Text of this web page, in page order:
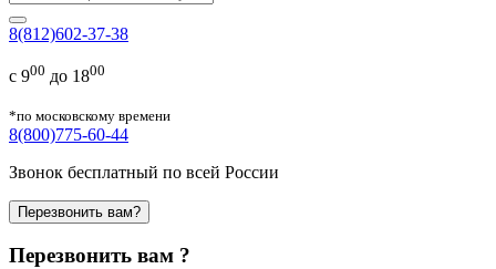
8(812)602-37-38
с 900 до 1800
*по московскому времени
8(800)775-60-44
Звонок бесплатный по всей России
Перезвонить вам?
Перезвонить вам ?